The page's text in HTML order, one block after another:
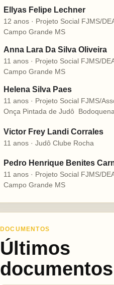
Ellyas Felipe Lechner
12 anos · Projeto Social FJMS/
Campo Grande MS
Anna Lara Da Silva Oliveira
11 anos · Projeto Social FJMS/
Campo Grande MS
Helena Silva Paes
11 anos · Projeto Social FJMS/
Onça Pintada de Judô 
Victor Frey Landi Corrales
11 anos · Judô Clube Rocha
Pedro Henrique Benites
11 anos · Projeto Social FJMS/
Campo Grande MS
DOCUMENTOS
Últimos
documentos